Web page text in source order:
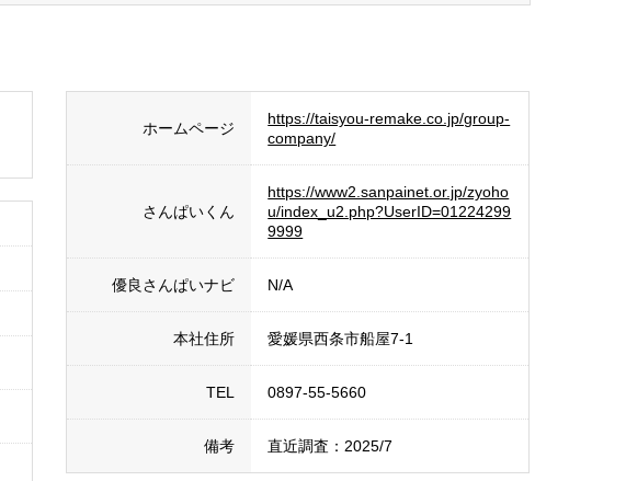
ホームページ
https://taisyou-remake.co.jp/group-
company/
さんぱいくん
https://www2.sanpainet.or.jp/zyoho
u/index_u2.php?UserID=01224299
9999
優良さんぱいナビ N/A
本社住所 愛媛県西条市船屋7-1
TEL 0897-55-5660
備考 直近調査：2025/7